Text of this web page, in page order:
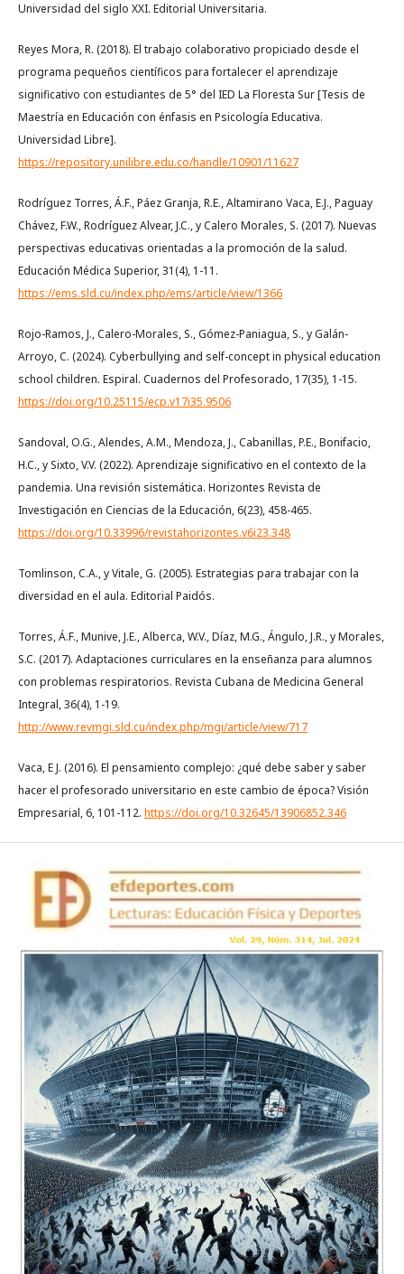
Universidad del siglo XXI. Editorial Universitaria.
Reyes Mora, R. (2018). El trabajo colaborativo propiciado desde el
programa pequeños científicos para fortalecer el aprendizaje
significativo con estudiantes de 5° del IED La Floresta Sur [Tesis de
Maestría en Educación con énfasis en Psicología Educativa.
Universidad Libre].
https://repository.unilibre.edu.co/handle/10901/11627
Rodríguez Torres, Á.F., Páez Granja, R.E., Altamirano Vaca, E.J., Paguay
Chávez, F.W., Rodríguez Alvear, J.C., y Calero Morales, S. (2017). Nuevas
perspectivas educativas orientadas a la promoción de la salud.
Educación Médica Superior, 31(4), 1-11.
https://ems.sld.cu/index.php/ems/article/view/1366
Rojo-Ramos, J., Calero-Morales, S., Gómez-Paniagua, S., y Galán-
Arroyo, C. (2024). Cyberbullying and self-concept in physical education
school children. Espiral. Cuadernos del Profesorado, 17(35), 1-15.
https://doi.org/10.25115/ecp.v17i35.9506
Sandoval, O.G., Alendes, A.M., Mendoza, J., Cabanillas, P.E., Bonifacio,
H.C., y Sixto, V.V. (2022). Aprendizaje significativo en el contexto de la
pandemia. Una revisión sistemática. Horizontes Revista de
Investigación en Ciencias de la Educación, 6(23), 458-465.
https://doi.org/10.33996/revistahorizontes.v6i23.348
Tomlinson, C.A., y Vitale, G. (2005). Estrategias para trabajar con la
diversidad en el aula. Editorial Paidós.
Torres, Á.F., Munive, J.E., Alberca, W.V., Díaz, M.G., Ángulo, J.R., y Morales,
S.C. (2017). Adaptaciones curriculares en la enseñanza para alumnos
con problemas respiratorios. Revista Cubana de Medicina General
Integral, 36(4), 1-19.
http://www.revmgi.sld.cu/index.php/mgi/article/view/717
Vaca, E J. (2016). El pensamiento complejo: ¿qué debe saber y saber
hacer el profesorado universitario en este cambio de época? Visión
Empresarial, 6, 101-112. https://doi.org/10.32645/13906852.346